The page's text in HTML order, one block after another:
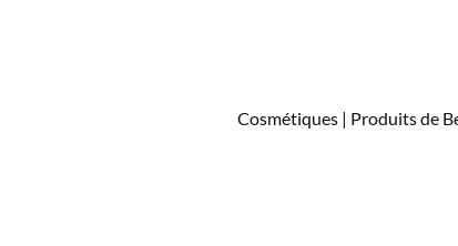
Cosmétiques | Produits de